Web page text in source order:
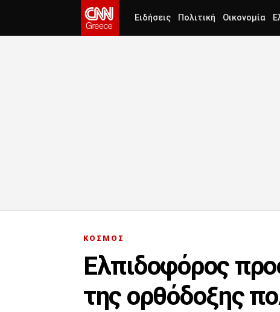
Ειδήσεις Πολιτική Οικονομία
ΚΟΣΜΟΣ
Ελπιδοφόρος
της ορθόδοξης